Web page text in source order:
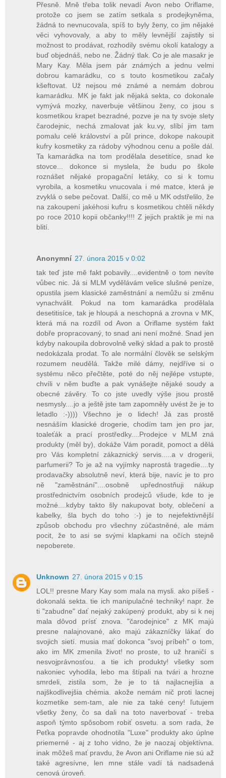
Přesně. Mně třeba tolik nevadí Avon nebo Oriflame,
protože co jsem se zatím setkala s prodejkyněma,
žádná to nevnucovala, spíš to byly ženy, co jim nějaké
věci vyhovovaly, a aby to měly levnější zajistily si
možnost to prodávat, rozhodily svému okolí katalogy a
buď objednáš, nebo ne. Žádný tlak. Co je ale masakr je
Mary Kay. Měla jsem pár známých a jednu velmi
dobrou kamarádku, co s touto kosmetikou začaly
kšeftovat. Už nejsou mé známé a nemám dobrou
kamarádku. MK je fakt jak nějaká sekta, co dokonale
vymývá mozky, naverbuje většinou ženy, co jsou s
kosmetikou krapet bezradné, pozve je na ty svoje slety
čarodejnic, nechá zmalovat jak ku.vy, slíbí jim tam
pomalu celé království a půl prince, dokope nakoupit
kufry kosmetiky za rádoby výhodnou cenu a pošle dál.
Ta kamarádka na tom prodělala desetitíce, snad ke
stovce... dokonce si myslela, že budu po škole
roznášet nějaké propagační letáky, co si k tomu
vyrobila, a kosmetiku vnucovala i mé matce, která je
zvyklá o sebe pečovat. Další, co mě u MK odstřelilo, že
na zakoupení jakéhosi kufru s kosmetikou chtěli někdy
po roce 2010 kopii občanky!!!! Z jejich praktik je mi na
blití.
Anonymní 27. února 2015 v 0:02
tak teď jste mě fakt pobavily....evidentně o tom nevíte
vůbec nic. Já si MLM vydělávám velice slušné peníze,
opustila jsem klasické zaměstnání a nemůžu si změnu
vynachválit. Pokud na tom kamarádka prodělala
desetitisíce, tak je hloupá a neschopná a zrovna v MK,
která má na rozdíl od Avon a Oriflame systém fakt
dobře propracovaný, to snad ani není možné. Snad jen
kdyby nakoupila dobrovolně velký sklad a pak to prostě
nedokázala prodat. To ale normální člověk se selským
rozumem neudělá. Takže milé dámy, nejdříve si o
systému něco přečtěte, poté do něj nejlépe vstupte,
chvíli v něm buďte a pak vynášejte nějaké soudy a
obecné závěry. To co jste uvedly výše jsou prostě
nesmysly....jo a ještě jste tam zapomněly uvést že je to
letadlo :-)))) Všechno je o lidech! Já zas prostě
nesnáším klasické drogerie, chodím tam jen pro jar,
toaleťák a prací prostředky....Prodejce v MLM zná
produkty (měl by), dokáže Vám poradit, pomoct a dělá
pro Vás kompletní zákaznický servis.....a v drogerii,
parfumerii? To je až na vyjímky naprostá tragedie....ty
prodavačky absolutně neví, která bije, navíc je to pro
ně "zaměstnání"....osobně upřednostňuji nákup
prostřednictvím osobních prodejců všude, kde to je
možné....kdyby takto šly nakupovat boty, oblečení a
kabelky, šla bych do toho :-) je to nejefektivnější
způsob obchodu pro všechny zúčastněné, ale mám
pocit, že to asi se svými klapkami na očích stejně
nepoberete.
Unknown 27. února 2015 v 0:15
LOL!! presne Mary Kay som mala na mysli. ako píšeš -
dokonalá sekta. tie ich manipulačné techniky! napr. že
ti "zabudne" dať nejaký zakúpený produkt, aby si k nej
mala dôvod prísť znova. "čarodejnice" z MK majú
presne nalajnované, ako majú zákazníčky lákať do
svojich sietí. musia mať dokonca "svoj príbeh" o tom,
ako im MK zmenila život! no proste, to už hraničí s
nesvojprávnosťou. a tie ich produkty! všetky som
nakoniec vyhodila, lebo ma štípali na tvári a hrozne
smrdeli, zistila som, že je to tá najlacnejšia a
najškodlivejšia chémia. akože nemám nič proti lacnej
kozmetike sem-tam, ale nie za také ceny! ľutujem
všetky ženy, čo sa dali na toto naverbovať - treba
aspoň týmto spôsobom robiť osvetu. a som rada, že
Peťka popravde ohodnotila "Luxe" produkty ako úplne
priemerné - aj z toho vidno, že je naozaj objektívna.
inak môžeš mať pravdu, že Avon ani Oriflame nie sú až
také agresívne, len mne stále vadí tá nadsadená
cenová úroveň.